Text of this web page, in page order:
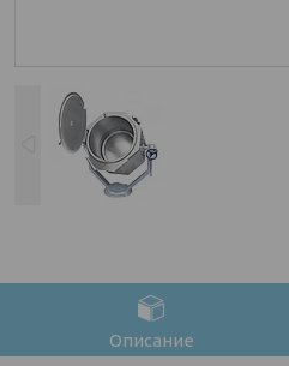
Описание